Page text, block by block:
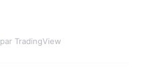
par TradingView